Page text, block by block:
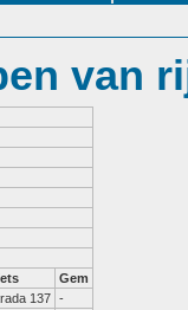
van
Gem
137 -